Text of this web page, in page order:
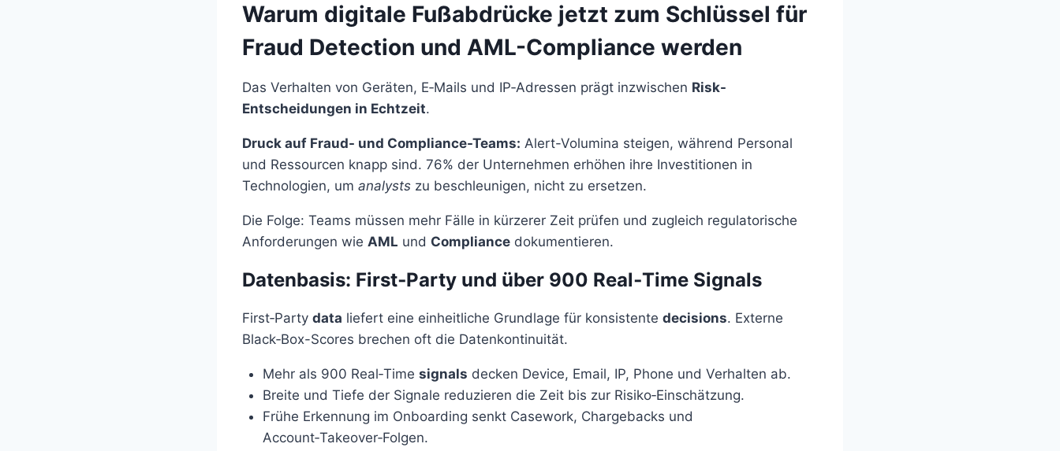
Warum digitale Fußabdrücke jetzt zum Schlüssel für
Fraud Detection und AML-Compliance werden
Das Verhalten von Geräten, E‑Mails und IP‑Adressen prägt inzwischen Risk-
Entscheidungen in Echtzeit.
Druck auf Fraud- und Compliance-Teams: Alert-Volumina steigen, während Personal
und Ressourcen knapp sind. 76% der Unternehmen erhöhen ihre Investitionen in
Technologien, um analysts zu beschleunigen, nicht zu ersetzen.
Die Folge: Teams müssen mehr Fälle in kürzerer Zeit prüfen und zugleich regulatorische
Anforderungen wie AML und Compliance dokumentieren.
Datenbasis: First‑Party und über 900 Real‑Time Signals
First‑Party data liefert eine einheitliche Grundlage für konsistente decisions. Externe
Black‑Box-Scores brechen oft die Datenkontinuität.
Mehr als 900 Real‑Time signals decken Device, Email, IP, Phone und Verhalten ab.
Breite und Tiefe der Signale reduzieren die Zeit bis zur Risiko‑Einschätzung.
Frühe Erkennung im Onboarding senkt Casework, Chargebacks und
Account‑Takeover‑Folgen.